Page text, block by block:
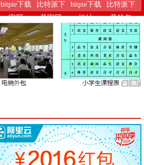
bitpie下载
官网
比特派下
载官网
bitpie下载
地址
比特派下
载钱包